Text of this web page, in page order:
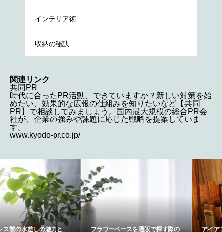
インテリア術
収納の秘訣
関連リンク
共同PR
時代に合ったPR活動、できていますか？新しい対策を始
めたい、効果的な広報の仕組みを知りたいなど【共同
PR】で相談してみましょう。国内最大規模の総合PR会
社が、企業の強みや課題に応じた戦略を提案していま
す。
www.kyodo-pr.co.jp/
フラワーベースを通販で探す際の アイアン雑貨が与える印象とは？